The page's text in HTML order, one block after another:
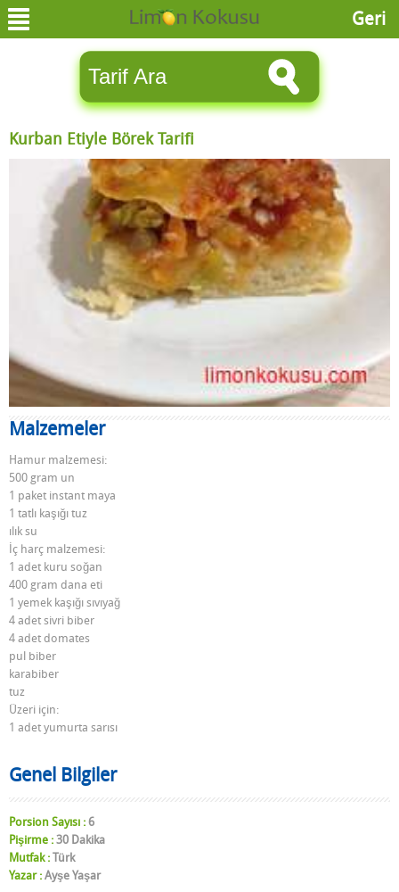
Geri
Kurban Etiyle Börek Tarifi
Malzemeler
Hamur malzemesi:
500 gram un
1 paket instant maya
1 tatlı kaşığı tuz
ılık su
İç harç malzemesi:
1 adet kuru soğan
400 gram dana eti
1 yemek kaşığı sıvıyağ
4 adet sivri biber
4 adet domates
pul biber
karabiber
tuz
Üzeri için:
1 adet yumurta sarısı
Genel Bilgiler
Porsion Sayısı : 6
Pişirme : 30 Dakika
Mutfak : Türk
Yazar : Ayşe Yaşar